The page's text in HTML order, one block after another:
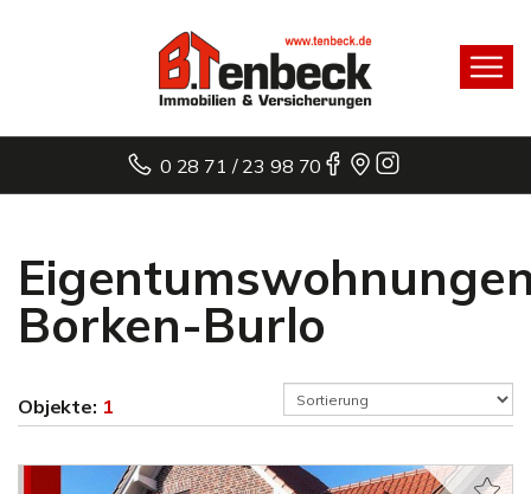
0 28 71 / 23 98 70
Borken-Burlo
Objekte: 1